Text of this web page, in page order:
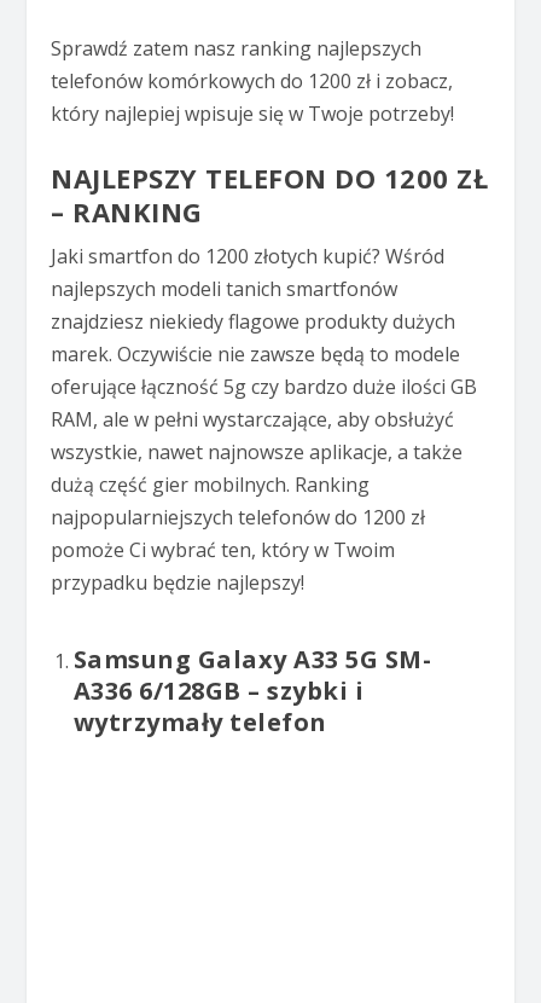
Sprawdź zatem nasz ranking najlepszych
telefonów komórkowych do 1200 zł i zobacz,
który najlepiej wpisuje się w Twoje potrzeby!
NAJLEPSZY TELEFON DO 1200 ZŁ
– RANKING
Jaki smartfon do 1200 złotych kupić? Wśród
najlepszych modeli tanich smartfonów
znajdziesz niekiedy flagowe produkty dużych
marek. Oczywiście nie zawsze będą to modele
oferujące łączność 5g czy bardzo duże ilości GB
RAM, ale w pełni wystarczające, aby obsłużyć
wszystkie, nawet najnowsze aplikacje, a także
dużą część gier mobilnych. Ranking
najpopularniejszych telefonów do 1200 zł
pomoże Ci wybrać ten, który w Twoim
przypadku będzie najlepszy!
Samsung Galaxy A33 5G SM-
A336 6/128GB – szybki i
wytrzymały telefon